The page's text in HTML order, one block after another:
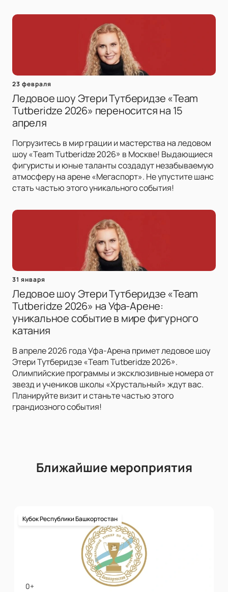
23 февраля
Ледовое шоу Этери Тутберидзе «Team
Tutberidze 2026» переносится на 15
апреля
Погрузитесь в мир грации и мастерства на ледовом
шоу «Team Tutberidze 2026» в Москве! Выдающиеся
фигуристы и юные таланты создадут незабываемую
атмосферу на арене «Мегаспорт». Не упустите шанс
стать частью этого уникального события!
31 января
Ледовое шоу Этери Тутберидзе «Team
Tutberidze 2026» на Уфа-Арене:
уникальное событие в мире фигурного
катания
В апреле 2026 года Уфа-Арена примет ледовое шоу
Этери Тутберидзе «Team Tutberidze 2026».
Олимпийские программы и эксклюзивные номера от
звезд и учеников школы «Хрустальный» ждут вас.
Планируйте визит и станьте частью этого
грандиозного события!
Ближайшие мероприятия
0+
Кубок Республики Башкортостан